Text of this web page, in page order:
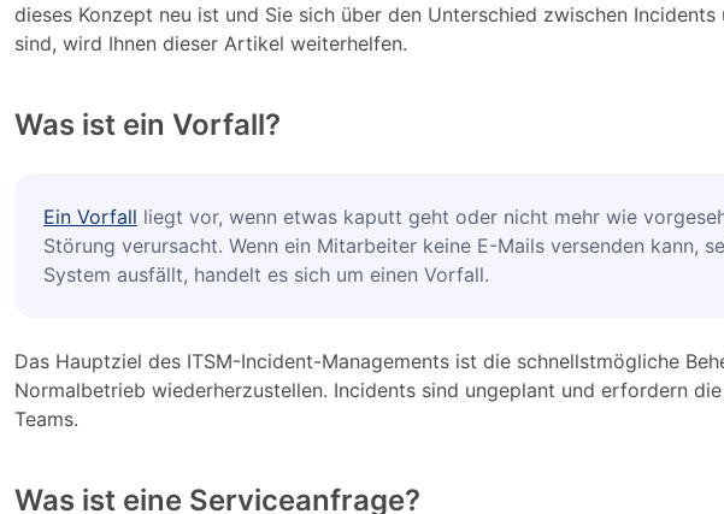
dieses Konzept neu ist und Sie sich über den Unterschied zwischen
sind, wird Ihnen dieser Artikel weiterhelfen.
Was ist ein Vorfall?
Ein Vorfall liegt vor, wenn etwas kaputt geht oder nicht mehr wie
Störung verursacht. Wenn ein Mitarbeiter keine E-Mails versenden kann,
System ausfällt, handelt es sich um einen Vorfall.
Das Hauptziel des ITSM-Incident-Managements ist die schnellstmögliche
Normalbetrieb wiederherzustellen. Incidents sind ungeplant und erfordern
Teams.
Was ist eine Serviceanfrage?